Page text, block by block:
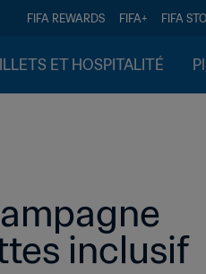
FIFA REWARDS FIFA+ FIFA
ET HOSPITALITÉ
inclusif